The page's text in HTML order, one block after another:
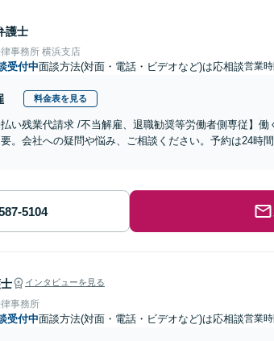
護士
事務所 横浜支店
受付中面談方法(対面・電話・ビデオなど)は応相談営業
料金表を見る
払い残業代請求 /不当解雇、退職勧奨等労働者側専従】
。会社への疑問や悩み、ご相談ください。予約は24時
インタビューを見る
事務所
受付中面談方法(対面・電話・ビデオなど)は応相談営業